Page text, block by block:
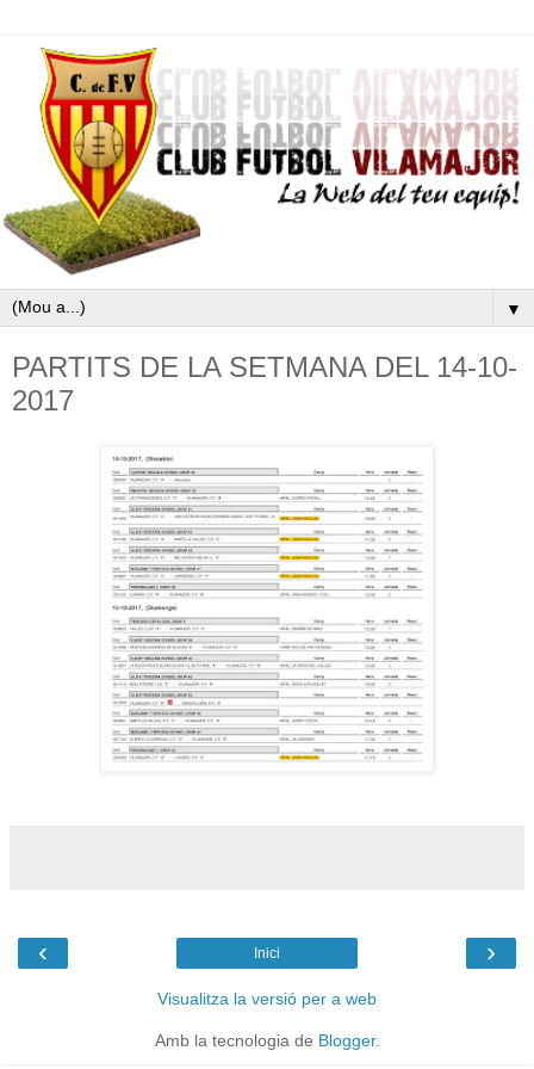
▼
PARTITS DE LA SETMANA DEL 14-10-
2017
‹ ›
Inici
Visualitza la versió per a web
Amb la tecnologia de Blogger.